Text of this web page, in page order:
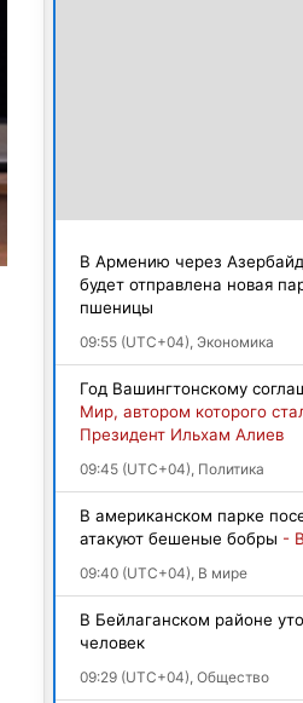
В Армению через
будет отправлена новая
пшеницы
09:55 (UTC+04), Экономика
Год Вашингтонскому
Мир, автором которого
Президент Ильхам Алиев
09:45 (UTC+04), Политика
В американском парке
атакуют бешеные бобры -
09:40 (UTC+04), В мире
В Бейлаганском районе
человек
09:29 (UTC+04), Общество